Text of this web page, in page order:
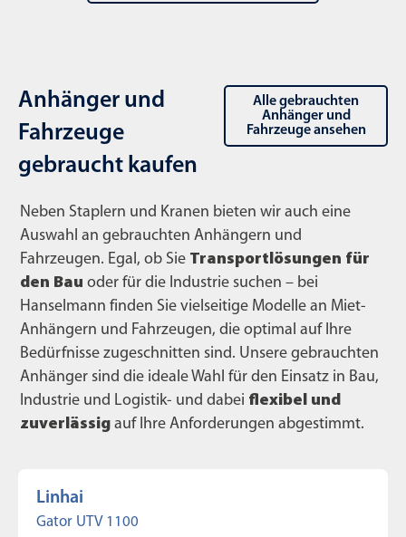
Anhänger und
Fahrzeuge
gebraucht kaufen
Alle gebrauchten
Anhänger und
Fahrzeuge ansehen
Neben Staplern und Kranen bieten wir auch eine
Auswahl an gebrauchten Anhängern und
Fahrzeugen. Egal, ob Sie Transportlösungen für
den Bau oder für die Industrie suchen – bei
Hanselmann finden Sie vielseitige Modelle an Miet-
Anhängern und Fahrzeugen, die optimal auf Ihre
Bedürfnisse zugeschnitten sind. Unsere gebrauchten
Anhänger sind die ideale Wahl für den Einsatz in Bau,
Industrie und Logistik- und dabei flexibel und
zuverlässig auf Ihre Anforderungen abgestimmt.
Linhai
Gator UTV 1100